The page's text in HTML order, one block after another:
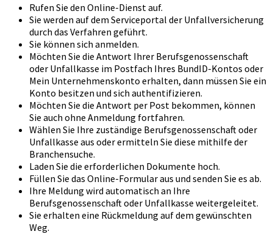
Rufen Sie den Online-Dienst auf.
Sie werden auf dem Serviceportal der Unfallversicherung
durch das Verfahren geführt.
Sie können sich anmelden.
Möchten Sie die Antwort Ihrer Berufsgenossenschaft
oder Unfallkasse im Postfach Ihres BundID-Kontos oder
Mein Unternehmenskonto erhalten, dann müssen Sie ein
Konto besitzen und sich authentifizieren.
Möchten Sie die Antwort per Post bekommen, können
Sie auch ohne Anmeldung fortfahren.
Wählen Sie Ihre zuständige Berufsgenossenschaft oder
Unfallkasse aus oder ermitteln Sie diese mithilfe der
Branchensuche.
Laden Sie die erforderlichen Dokumente hoch.
Füllen Sie das Online-Formular aus und senden Sie es ab.
Ihre Meldung wird automatisch an Ihre
Berufsgenossenschaft oder Unfallkasse weitergeleitet.
Sie erhalten eine Rückmeldung auf dem gewünschten
Weg.